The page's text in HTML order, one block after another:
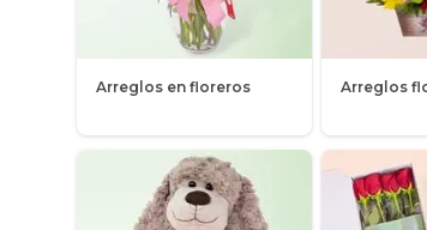
Arreglos en floreros Arreglos